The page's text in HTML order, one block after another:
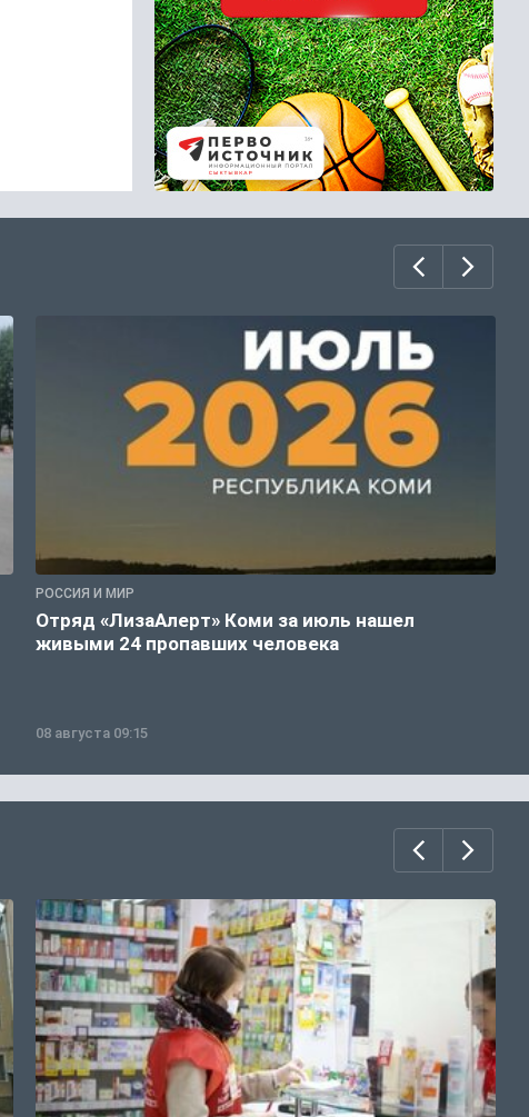
РОССИЯ И МИР
Отряд «ЛизаАлерт» Коми за июль нашел
живыми 24 пропавших человека
08 августа 09:15